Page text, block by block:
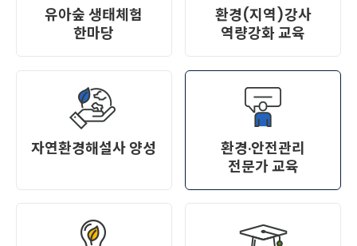
유아숲 생태체험
한마당
환경(지역)강사
역량강화 교육
자연환경해설사 양성
환경·안전관리
전문가 교육